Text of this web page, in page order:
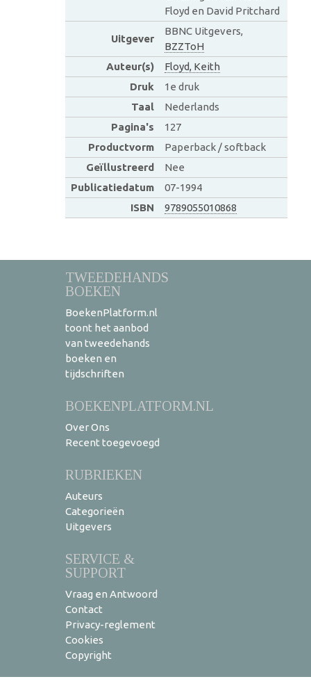
Floyd en David Pritchard
Uitgever
BBNC Uitgevers,
BZZToH
Auteur(s)
Floyd, Keith
Druk
1e druk
Taal
Nederlands
Pagina's
127
Productvorm
Paperback / softback
Geïllustreerd
Nee
Publicatiedatum
07-1994
ISBN
9789055010868
TWEEDEHANDS
BOEKEN
BoekenPlatform.nl
toont het aanbod
van tweedehands
boeken en
tijdschriften
BOEKENPLATFORM.NL
Over Ons
Recent toegevoegd
RUBRIEKEN
Auteurs
Categorieën
Uitgevers
SERVICE &
SUPPORT
Vraag en Antwoord
Contact
Privacy-reglement
Cookies
Copyright